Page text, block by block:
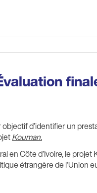
d’identifier un
Kouman.
en Côte d’Ivoire, le projet
étrangère de l’Union